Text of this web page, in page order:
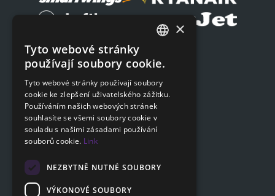
Podat on-line žádost
Podat on-line žádost
Navigace
Ceník
Otázky a odpovědi
Poradna
SLOVAK
×
Tyto webové stránky
používají soubory cookie.
Tyto webové stránky používají soubory
cookie ke zlepšení uživatelského zážitku.
Používáním našich webových stránek
souhlasíte se všemi soubory cookie v
souladu s našimi zásadami používání
souborů cookie. Link
NEZBYTNĚ NUTNÉ SOUBORY
VÝKONOVÉ SOUBORY